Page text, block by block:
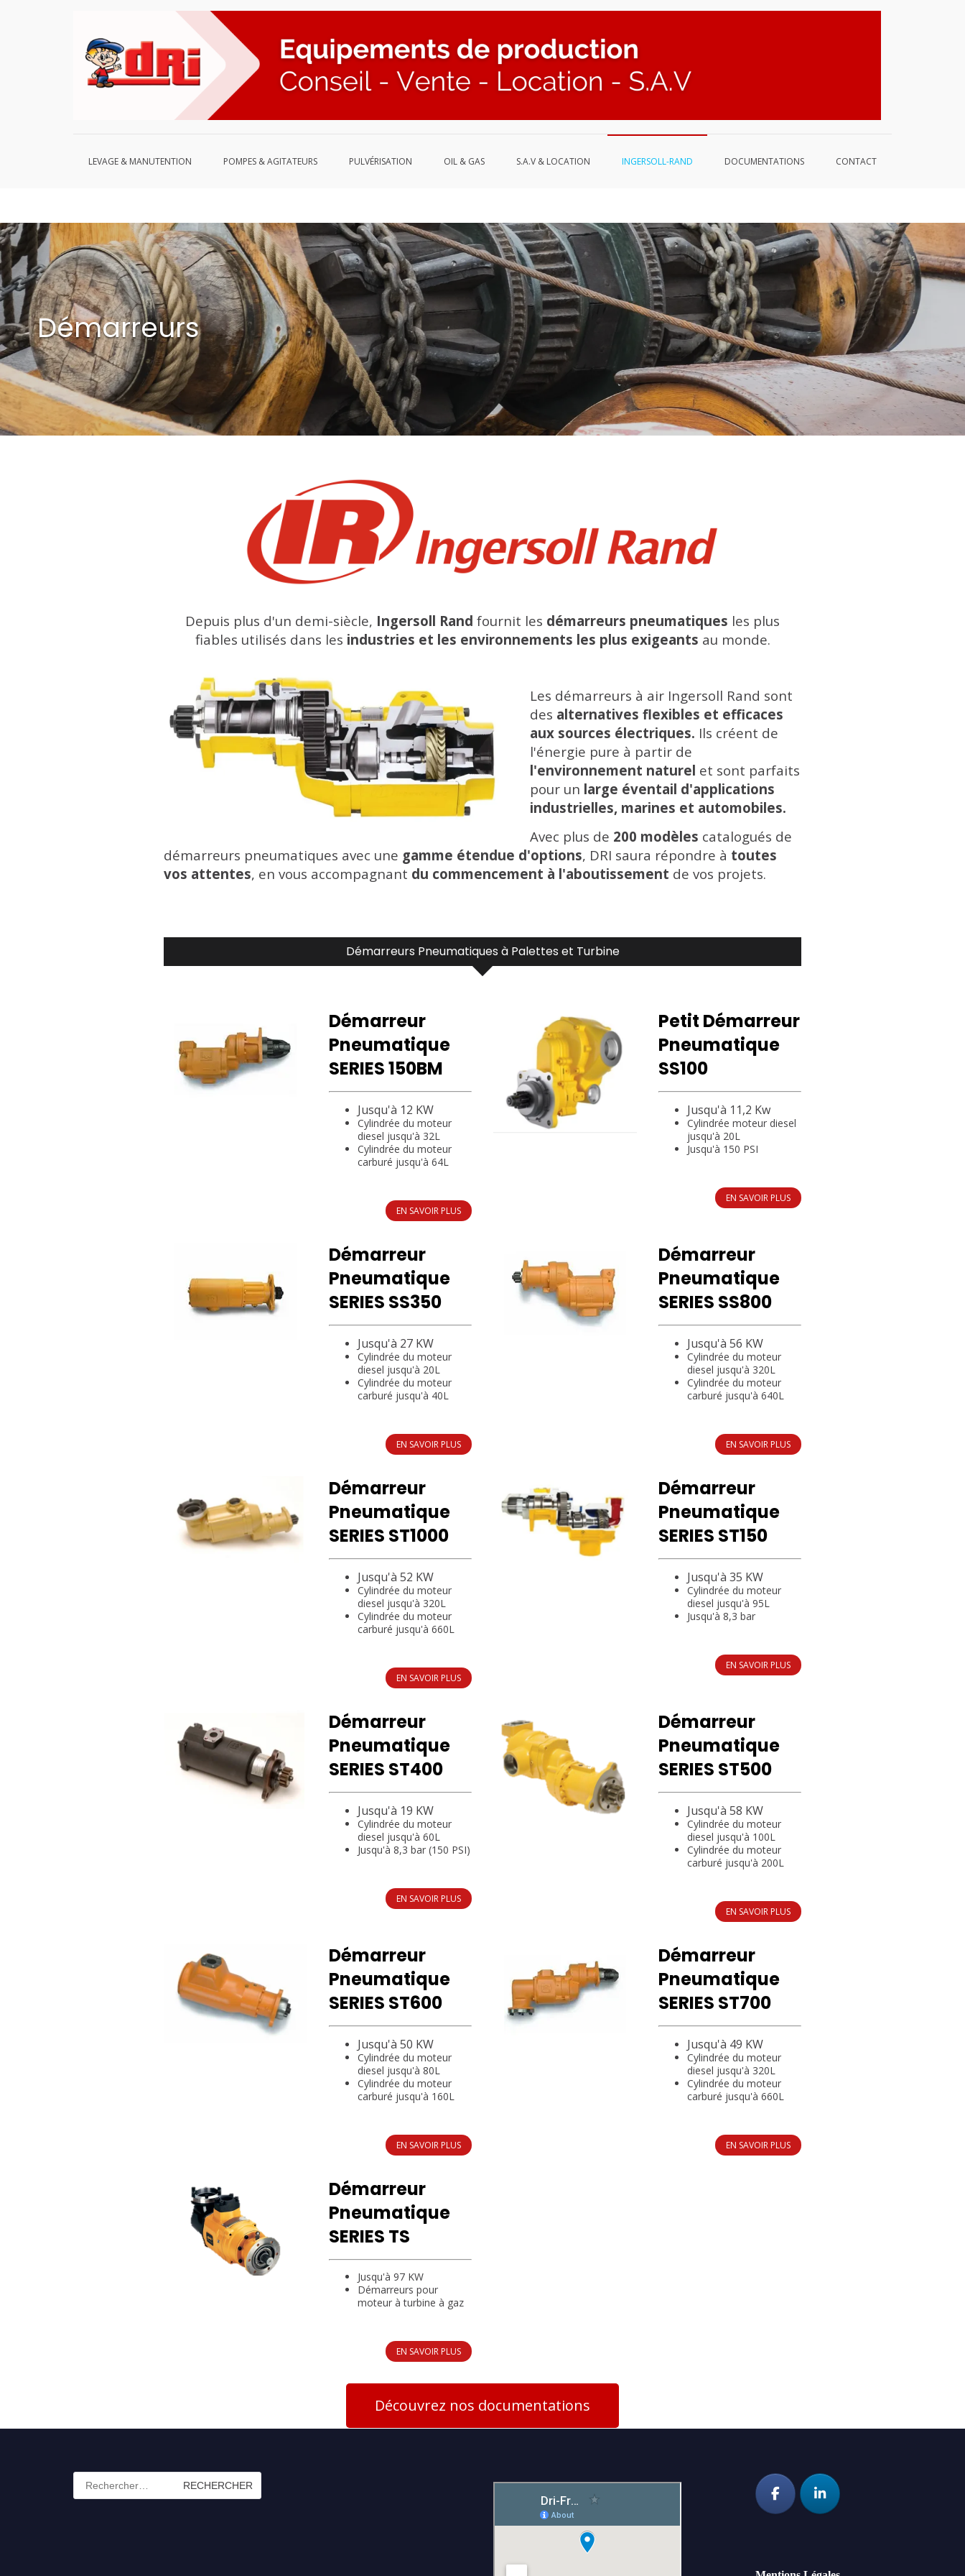
LEVAGE & MANUTENTION POMPES & AGITATEURS PULVÉRISATION OIL & GAS S.A.V & LOCATION INGERSOLL-RAND DOCUMENTATIONS CONTACT
Démarreurs
Depuis plus d'un demi-siècle, Ingersoll Rand fournit les démarreurs pneumatiques les plus
fiables utilisés dans les industries et les environnements les plus exigeants au monde.
Les démarreurs à air Ingersoll Rand sont
des alternatives flexibles et efficaces
aux sources électriques. Ils créent de
l'énergie pure à partir de
l'environnement naturel et sont parfaits
pour un large éventail d'applications
industrielles, marines et automobiles.
Avec plus de 200 modèles catalogués de
démarreurs pneumatiques avec une gamme étendue d'options, DRI saura répondre à toutes
vos attentes, en vous accompagnant du commencement à l'aboutissement de vos projets.
Démarreurs Pneumatiques à Palettes et Turbine
Démarreur
Pneumatique
SERIES 150BM
Jusqu'à 12 KW
Cylindrée du moteur
diesel jusqu'à 32L
Cylindrée du moteur
carburé jusqu'à 64L
EN SAVOIR PLUS
Petit Démarreur
Pneumatique
SS100
Jusqu'à 11,2 Kw
Cylindrée moteur diesel
jusqu'à 20L
Jusqu'à 150 PSI
EN SAVOIR PLUS
Démarreur
Pneumatique
SERIES SS350
Jusqu'à 27 KW
Cylindrée du moteur
diesel jusqu'à 20L
Cylindrée du moteur
carburé jusqu'à 40L
EN SAVOIR PLUS
Démarreur
Pneumatique
SERIES SS800
Jusqu'à 56 KW
Cylindrée du moteur
diesel jusqu'à 320L
Cylindrée du moteur
carburé jusqu'à 640L
EN SAVOIR PLUS
Démarreur
Pneumatique
SERIES ST1000
Jusqu'à 52 KW
Cylindrée du moteur
diesel jusqu'à 320L
Cylindrée du moteur
carburé jusqu'à 660L
EN SAVOIR PLUS
Démarreur
Pneumatique
SERIES ST150
Jusqu'à 35 KW
Cylindrée du moteur
diesel jusqu'à 95L
Jusqu'à 8,3 bar
EN SAVOIR PLUS
Démarreur
Pneumatique
SERIES ST400
Jusqu'à 19 KW
Cylindrée du moteur
diesel jusqu'à 60L
Jusqu'à 8,3 bar (150 PSI)
EN SAVOIR PLUS
Démarreur
Pneumatique
SERIES ST500
Jusqu'à 58 KW
Cylindrée du moteur
diesel jusqu'à 100L
Cylindrée du moteur
carburé jusqu'à 200L
EN SAVOIR PLUS
Démarreur
Pneumatique
SERIES ST600
Jusqu'à 50 KW
Cylindrée du moteur
diesel jusqu'à 80L
Cylindrée du moteur
carburé jusqu'à 160L
EN SAVOIR PLUS
Démarreur
Pneumatique
SERIES ST700
Jusqu'à 49 KW
Cylindrée du moteur
diesel jusqu'à 320L
Cylindrée du moteur
carburé jusqu'à 660L
EN SAVOIR PLUS
Démarreur
Pneumatique
SERIES TS
Jusqu'à 97 KW
Démarreurs pour
moteur à turbine à gaz
EN SAVOIR PLUS
Découvrez nos documentations
Rechercher :